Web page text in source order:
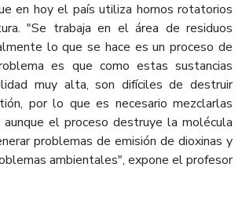
en hoy el país utiliza hornos rotatorios
"Se trabaja en el área de residuos
lo que se hace es un proceso de
es que como estas sustancias
muy alta, son difíciles de destruir
por lo que es necesario mezclarlas
aunque el proceso destruye la molécula
problemas de emisión de dioxinas y
ambientales", expone el profesor